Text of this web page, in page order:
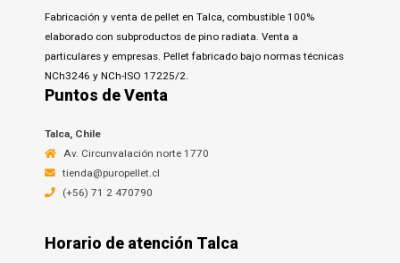
Fabricación y venta de pellet en Talca, combustible 100%
elaborado con subproductos de pino radiata. Venta a
particulares y empresas. Pellet fabricado bajo normas técnicas
NCh3246 y NCh-ISO 17225/2.
Puntos de Venta
Talca, Chile
Av. Circunvalación norte 1770
tienda@puropellet.cl
(+56) 71 2 470790
Horario de atención Talca